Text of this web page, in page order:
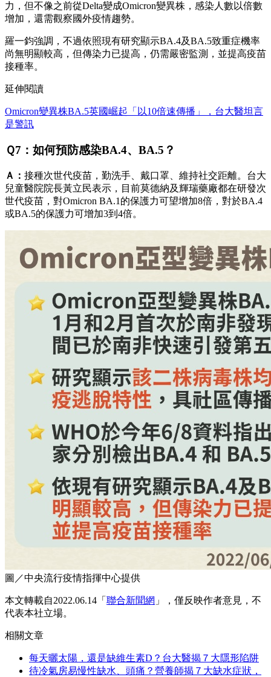
力，但不像之前從Delta變成Omicron變異株，感染人數以倍數
增加，還需觀察國外疫情趨勢。
羅一鈞強調，不過依照現有研究顯示BA.4及BA.5致重症機率
尚無明顯較高，但傳染力已提高，仍需嚴密監測，並提高疫苗
接種率。
延伸閱讀
Omicron變異株BA.5英國崛起「以10倍速傳播」，台大醫坦言
是警訊
Ｑ7：如何預防感染BA.4、BA.5？
Ａ： 接種次世代疫苗，勤洗手、戴口罩、維持社交距離。台大
兒童醫院院長黃立民表示，目前莫德納及輝瑞藥廠都在研發次
世代疫苗，對Omicron BA.1的保護力可望增加8倍，對於BA.4
或BA.5的保護力可增加3到4倍。
圖／中央流行疫情指揮中心提供
本文轉載自2022.06.14「 聯合新聞網 」，僅反映作者意見，不
代表本社立場。
相關文章
每天曬太陽，還是缺維生素D？台大醫揭７大隱形陷阱
待冷氣房易慢性缺水、頭痛？營養師揭７大缺水症狀，